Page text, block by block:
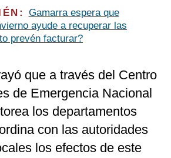
Gamarra espera que
ayude a recuperar las
prevén facturar?
que a través del Centro
de Emergencia Nacional
los departamentos
con las autoridades
los efectos de este